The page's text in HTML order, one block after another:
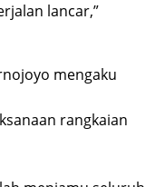
lancar,”
mengaku
rangkaian